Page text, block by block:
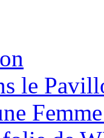
le